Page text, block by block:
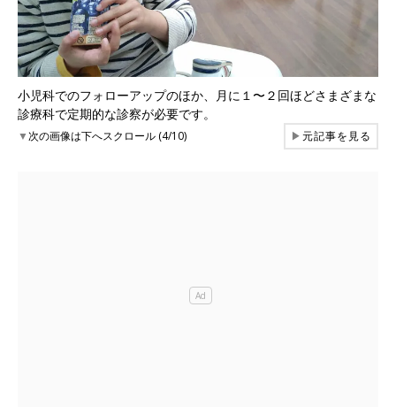
小児科でのフォローアップのほか、月に１〜２回ほどさまざまな
診療科で定期的な診察が必要です。
▼次の画像は下へスクロール (4/10) ▶元記事を見る